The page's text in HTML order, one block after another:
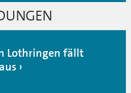
Lothringen fällt